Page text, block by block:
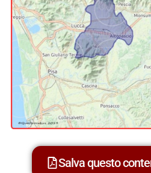
Salva questo